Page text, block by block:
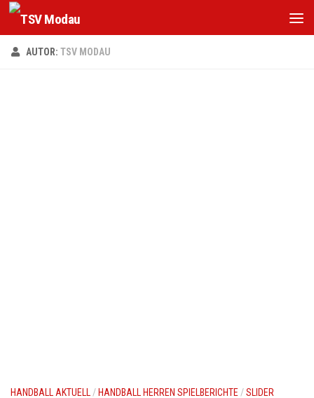
Zum Inhalt springen
AUTOR: TSV MODAU
HANDBALL AKTUELL / HANDBALL HERREN SPIELBERICHTE /SLIDER